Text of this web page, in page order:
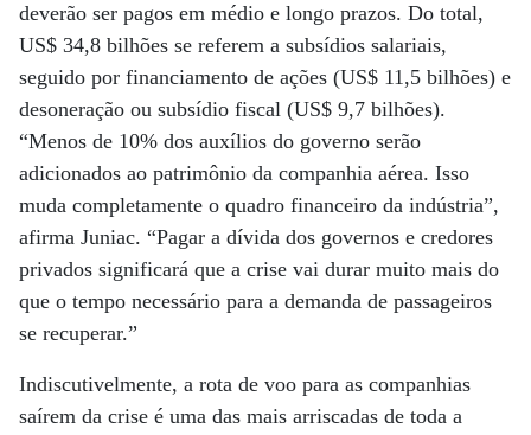
deverão ser pagos em médio e longo prazos. Do total,
US$ 34,8 bilhões se referem a subsídios salariais,
seguido por financiamento de ações (US$ 11,5 bilhões) e
desoneração ou subsídio fiscal (US$ 9,7 bilhões).
“Menos de 10% dos auxílios do governo serão
adicionados ao patrimônio da companhia aérea. Isso
muda completamente o quadro financeiro da indústria”,
afirma Juniac. “Pagar a dívida dos governos e credores
privados significará que a crise vai durar muito mais do
que o tempo necessário para a demanda de passageiros
se recuperar.”
Indiscutivelmente, a rota de voo para as companhias
saírem da crise é uma das mais arriscadas de toda a